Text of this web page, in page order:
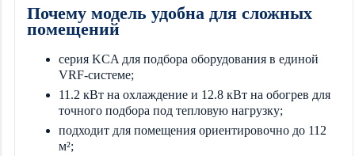
Почему модель удобна для сложных
помещений
серия KCA для подбора оборудования в единой
VRF-системе;
11.2 кВт на охлаждение и 12.8 кВт на обогрев для
точного подбора под тепловую нагрузку;
подходит для помещения ориентировочно до 112
м²;